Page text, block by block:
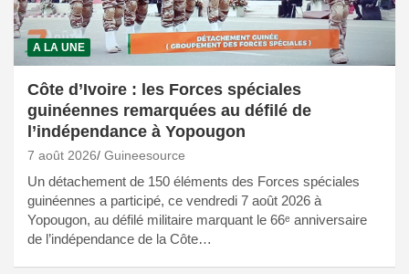
A LA UNE
Côte d’Ivoire : les Forces spéciales
guinéennes remarquées au défilé de
l’indépendance à Yopougon
7 août 2026 Guineesource
Un détachement de 150 éléments des Forces spéciales
guinéennes a participé, ce vendredi 7 août 2026 à
Yopougon, au défilé militaire marquant le 66ᵉ anniversaire
de l’indépendance de la Côte…